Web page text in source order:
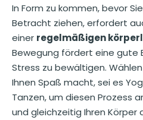
In Form zu kommen, bevor
Betracht ziehen, erfordert
einer regelmäßigen
Bewegung fördert eine gute
Stress zu bewältigen.
Ihnen Spaß macht, sei es
Tanzen, um diesen Prozess
und gleichzeitig Ihren